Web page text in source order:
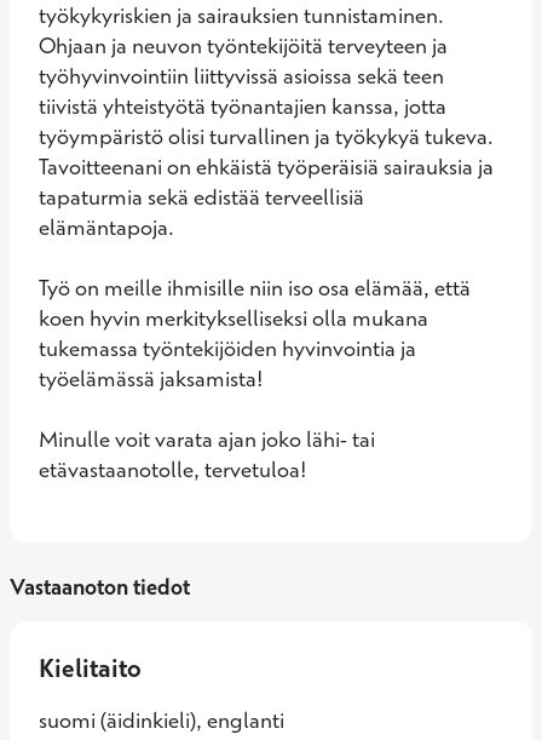
työkykyriskien ja sairauksien tunnistaminen.
Ohjaan ja neuvon työntekijöitä terveyteen ja
työhyvinvointiin liittyvissä asioissa sekä teen
tiivistä yhteistyötä työnantajien kanssa, jotta
työympäristö olisi turvallinen ja työkykyä tukeva.
Tavoitteenani on ehkäistä työperäisiä sairauksia ja
tapaturmia sekä edistää terveellisiä
elämäntapoja.
Työ on meille ihmisille niin iso osa elämää, että
koen hyvin merkitykselliseksi olla mukana
tukemassa työntekijöiden hyvinvointia ja
työelämässä jaksamista!
Minulle voit varata ajan joko lähi- tai
etävastaanotolle, tervetuloa!
Vastaanoton tiedot
Kielitaito
suomi (äidinkieli), englanti